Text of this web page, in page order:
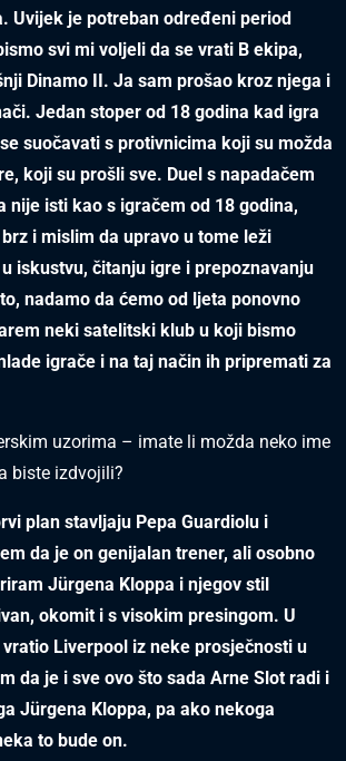
Uvijek je potreban određeni period
svi mi voljeli da se vrati B ekipa,
Dinamo II. Ja sam prošao kroz njega i
Jedan stoper od 18 godina kad igra
suočavati s protivnicima koji su možda
koji su prošli sve. Duel s napadačem
nije isti kao s igračem od 18 godina,
i mislim da upravo u tome leži
iskustvu, čitanju igre i prepoznavanju
nadamo da ćemo od ljeta ponovno
neki satelitski klub u koji bismo
igrače i na taj način ih pripremati za
uzorima – imate li možda neko ime
biste izdvojili?
plan stavljaju Pepa Guardiolu i
da je on genijalan trener, ali osobno
Jürgena Kloppa i njegov stil
okomit i s visokim presingom. U
Liverpool iz neke prosječnosti u
da je i sve ovo što sada Arne Slot radi i
Jürgena Kloppa, pa ako nekoga
to bude on.